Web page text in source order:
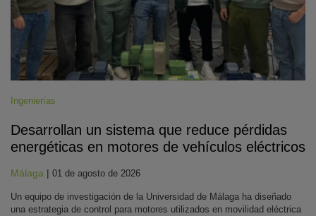
Ingenierías
Desarrollan un sistema que reduce pérdidas
energéticas en motores de vehículos eléctricos
Málaga | 01 de agosto de 2026
Un equipo de investigación de la Universidad de Málaga ha diseñado
una estrategia de control para motores utilizados en movilidad eléctrica